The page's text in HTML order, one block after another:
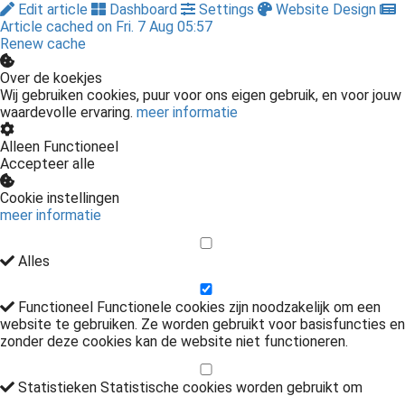
Edit article Dashboard Settings
Website Design
Article cached on Fri. 7 Aug 05:57
Renew cache
Over de koekjes
Wij gebruiken cookies, puur voor ons eigen gebruik, en voor jouw
waardevolle ervaring. meer informatie
Alleen Functioneel
Accepteer alle
Cookie instellingen
meer informatie
Alles
Functioneel Functionele cookies zijn noodzakelijk om een
website te gebruiken. Ze worden gebruikt voor basisfuncties en
zonder deze cookies kan de website niet functioneren.
Statistieken Statistische cookies worden gebruikt om